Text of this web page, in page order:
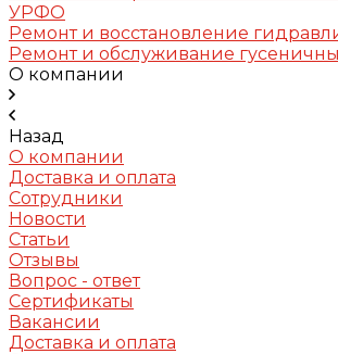
УРФО
Ремонт и восстановление
Ремонт и обслуживание
О компании
Назад
О компании
Доставка и оплата
Сотрудники
Новости
Статьи
Отзывы
Вопрос - ответ
Сертификаты
Вакансии
Доставка и оплата